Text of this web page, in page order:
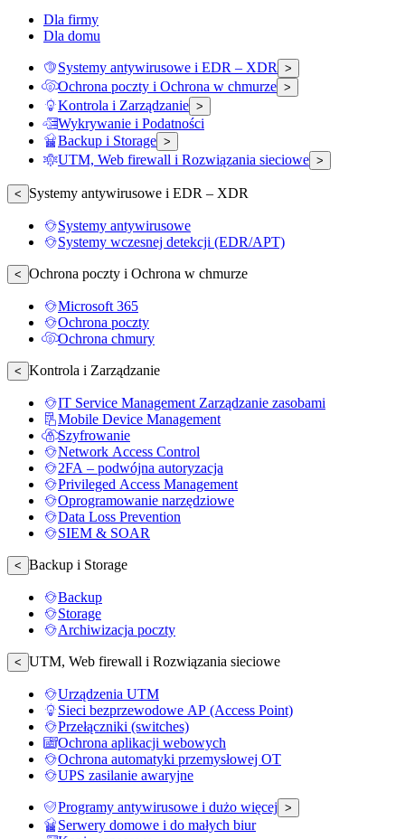
Dla firmy
Dla domu
Systemy antywirusowe i EDR – XDR >
Ochrona poczty i Ochrona w chmurze >
Kontrola i Zarządzanie >
Wykrywanie i Podatności
Backup i Storage >
UTM, Web firewall i Rozwiązania sieciowe >
< Systemy antywirusowe i EDR – XDR
Systemy antywirusowe
Systemy wczesnej detekcji (EDR/APT)
< Ochrona poczty i Ochrona w chmurze
Microsoft 365
Ochrona poczty
Ochrona chmury
< Kontrola i Zarządzanie
IT Service Management Zarządzanie zasobami
Mobile Device Management
Szyfrowanie
Network Access Control
2FA – podwójna autoryzacja
Privileged Access Management
Oprogramowanie narzędziowe
Data Loss Prevention
SIEM & SOAR
< Backup i Storage
Backup
Storage
Archiwizacja poczty
< UTM, Web firewall i Rozwiązania sieciowe
Urządzenia UTM
Sieci bezprzewodowe AP (Access Point)
Przełączniki (switches)
Ochrona aplikacji webowych
Ochrona automatyki przemysłowej OT
UPS zasilanie awaryjne
Programy antywirusowe i dużo więcej >
Serwery domowe i do małych biur